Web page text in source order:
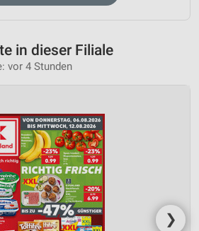
in dieser Filiale
vor 4 Stunden
❯